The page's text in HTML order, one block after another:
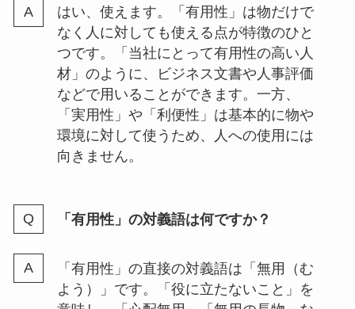
はい、使えます。「有用性」は物だけで
なく人に対しても使える点が特徴のひと
つです。「当社にとって有用性の高い人
材」のように、ビジネス文書や人事評価
などで用いることができます。一方、
「実用性」や「利便性」は基本的に物や
環境に対して使うため、人への使用には
向きません。
「有用性」の対義語は何ですか？
「有用性」の直接の対義語は「無用（む
よう）」です。「役に立たないこと」を